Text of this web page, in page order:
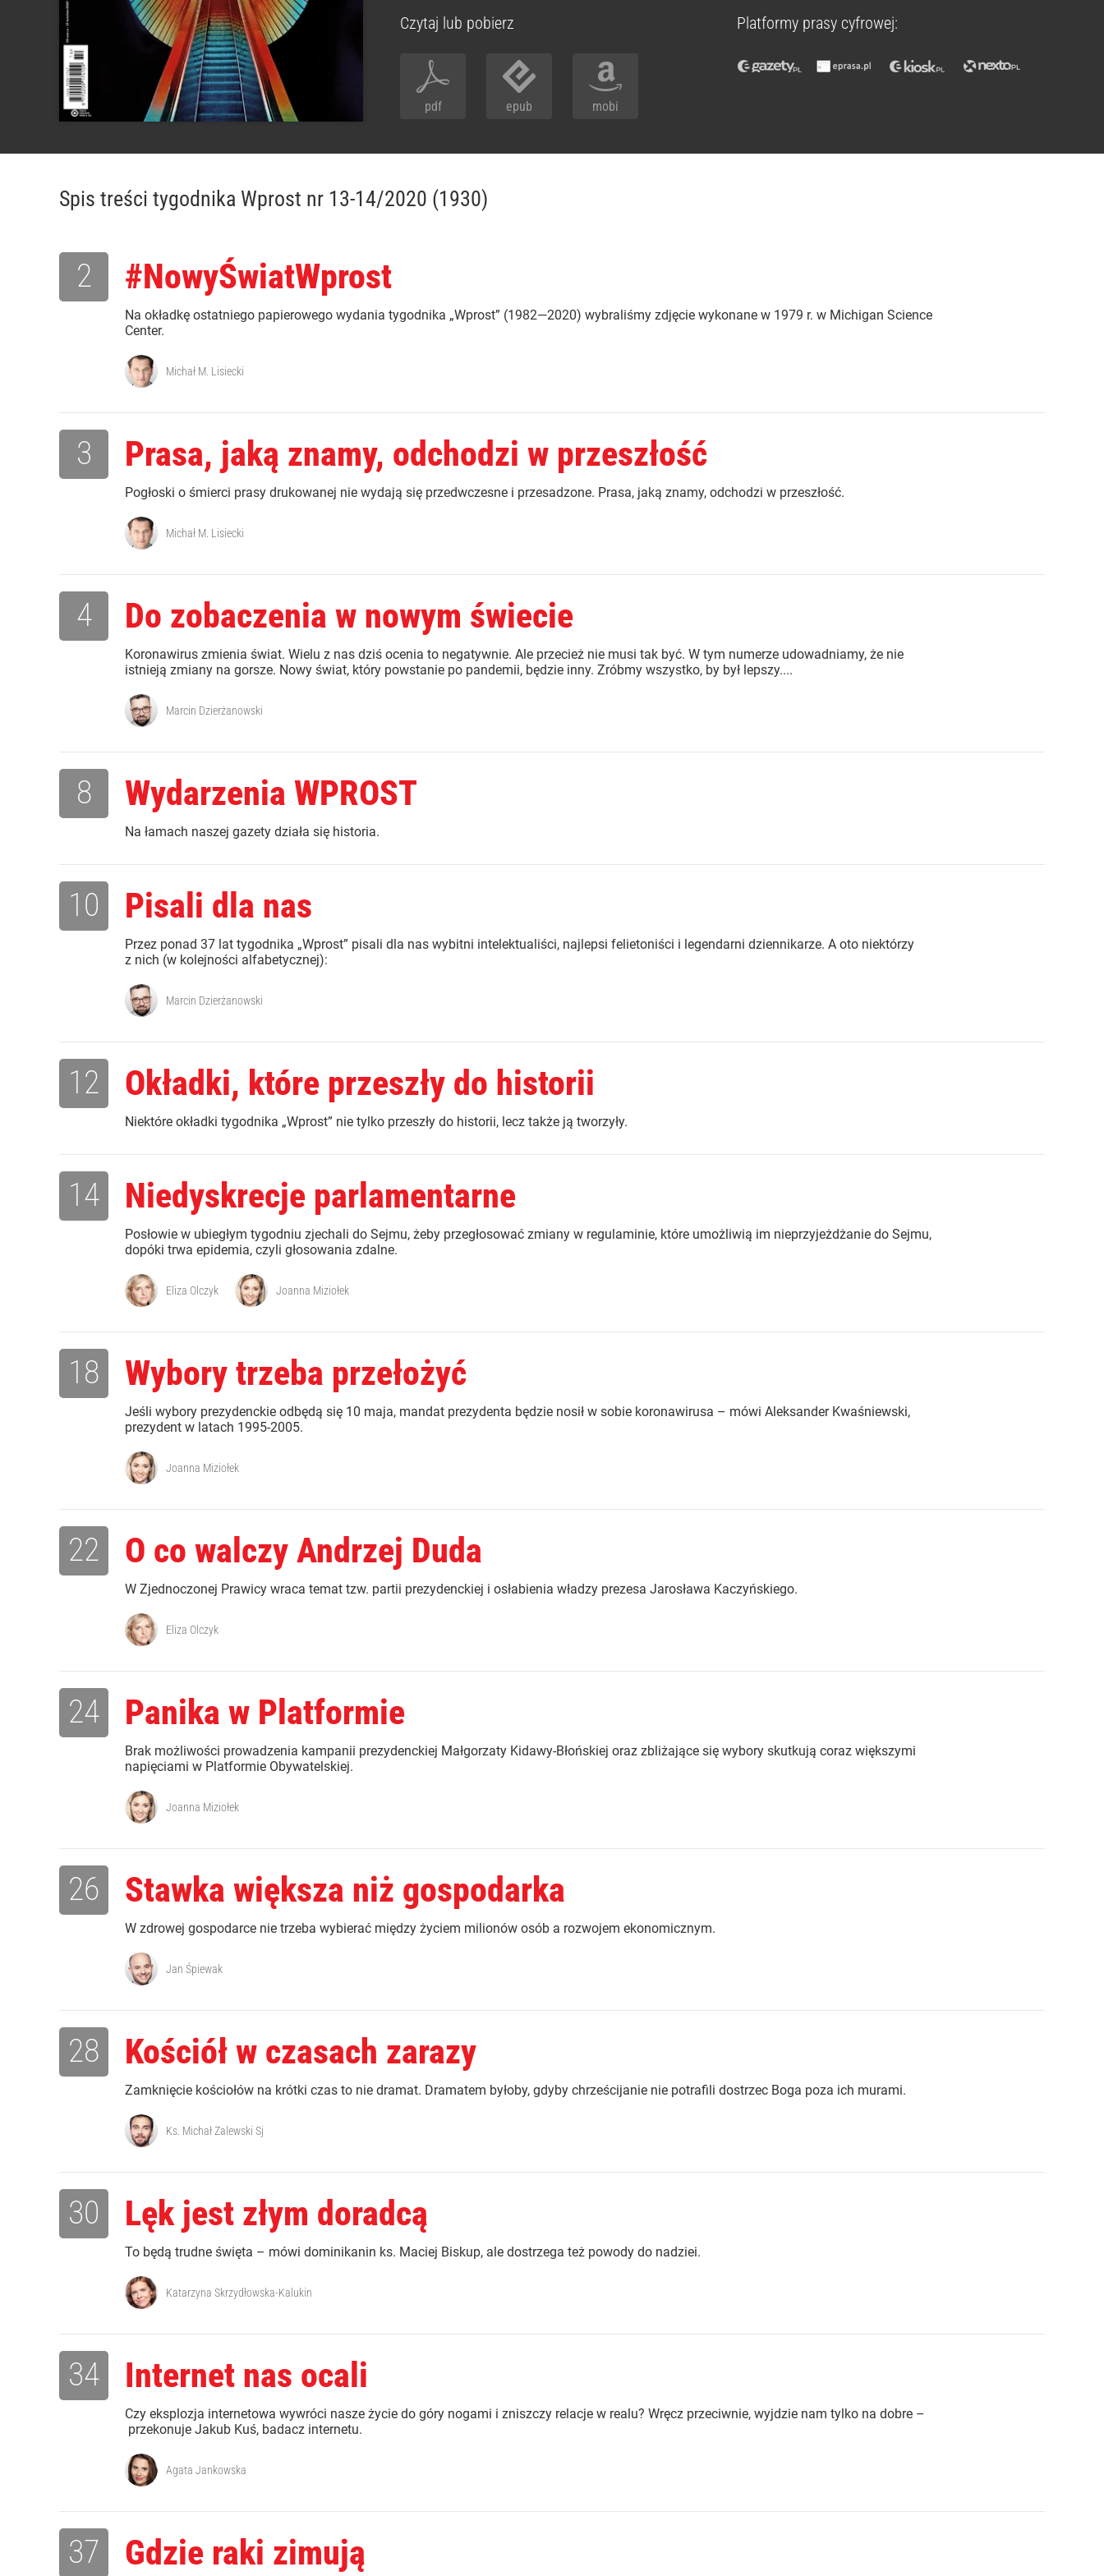
Czytaj lub pobierz
pdf epub mobi
Platformy prasy cyfrowej:
Spis treści tygodnika Wprost nr 13-14/2020 (1930)
#NowyŚwiatWprost
Na okładkę ostatniego papierowego wydania tygodnika „Wprost” (1982—2020) wybraliśmy zdjęcie wykonane w 1979 r. w Michigan Science
Center.
2
Michał M. Lisiecki
Prasa, jaką znamy, odchodzi w przeszłość
Pogłoski o śmierci prasy drukowanej nie wydają się przedwczesne i przesadzone. Prasa, jaką znamy, odchodzi w przeszłość.
3
Michał M. Lisiecki
Do zobaczenia w nowym świecie
Koronawirus zmienia świat. Wielu z nas dziś ocenia to negatywnie. Ale przecież nie musi tak być. W tym numerze udowadniamy, że nie
istnieją zmiany na gorsze. Nowy świat, który powstanie po pandemii, będzie inny. Zróbmy wszystko, by był lepszy....
4
Marcin Dzierżanowski
Wydarzenia WPROST
Na łamach naszej gazety działa się historia.
8
Pisali dla nas
Przez ponad 37 lat tygodnika „Wprost” pisali dla nas wybitni intelektualiści, najlepsi felietoniści i legendarni dziennikarze. A oto niektórzy
z nich (w kolejności alfabetycznej):
10
Marcin Dzierżanowski
Okładki, które przeszły do historii
Niektóre okładki tygodnika „Wprost” nie tylko przeszły do historii, lecz także ją tworzyły.
12
Niedyskrecje parlamentarne
Posłowie w ubiegłym tygodniu zjechali do Sejmu, żeby przegłosować zmiany w regulaminie, które umożliwią im nieprzyjeżdżanie do Sejmu,
dopóki trwa epidemia, czyli głosowania zdalne.
14
Eliza Olczyk Joanna Miziołek
Wybory trzeba przełożyć
Jeśli wybory prezydenckie odbędą się 10 maja, mandat prezydenta będzie nosił w sobie koronawirusa – mówi Aleksander Kwaśniewski,
prezydent w latach 1995-2005.
18
Joanna Miziołek
O co walczy Andrzej Duda
W Zjednoczonej Prawicy wraca temat tzw. partii prezydenckiej i osłabienia władzy prezesa Jarosława Kaczyńskiego.
22
Eliza Olczyk
Panika w Platformie
Brak możliwości prowadzenia kampanii prezydenckiej Małgorzaty Kidawy-Błońskiej oraz zbliżające się wybory skutkują coraz większymi
napięciami w Platformie Obywatelskiej.
24
Joanna Miziołek
Stawka większa niż gospodarka
W zdrowej gospodarce nie trzeba wybierać między życiem milionów osób a rozwojem ekonomicznym.
26
Jan Śpiewak
Kościół w czasach zarazy
Zamknięcie kościołów na krótki czas to nie dramat. Dramatem byłoby, gdyby chrześcijanie nie potrafili dostrzec Boga poza ich murami.
28
Ks. Michał Zalewski Sj
Lęk jest złym doradcą
To będą trudne święta – mówi dominikanin ks. Maciej Biskup, ale dostrzega też powody do nadziei.
30
Katarzyna Skrzydłowska-Kalukin
Internet nas ocali
Czy eksplozja internetowa wywróci nasze życie do góry nogami i zniszczy relacje w realu? Wręcz przeciwnie, wyjdzie nam tylko na dobre –
przekonuje Jakub Kuś, badacz internetu.
34
Agata Jankowska
Gdzie raki zimują
37